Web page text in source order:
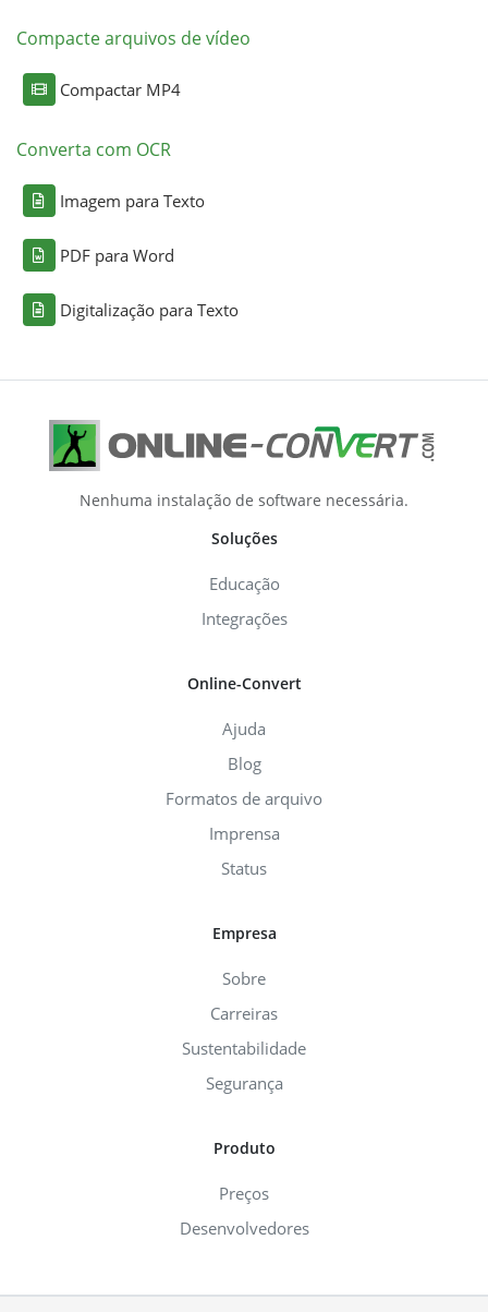
Compacte arquivos de vídeo
Compactar MP4
Converta com OCR
Imagem para Texto
PDF para Word
Digitalização para Texto
Nenhuma instalação de software necessária.
Soluções
Educação
Integrações
Online-Convert
Ajuda
Blog
Formatos de arquivo
Imprensa
Status
Empresa
Sobre
Carreiras
Sustentabilidade
Segurança
Produto
Preços
Desenvolvedores